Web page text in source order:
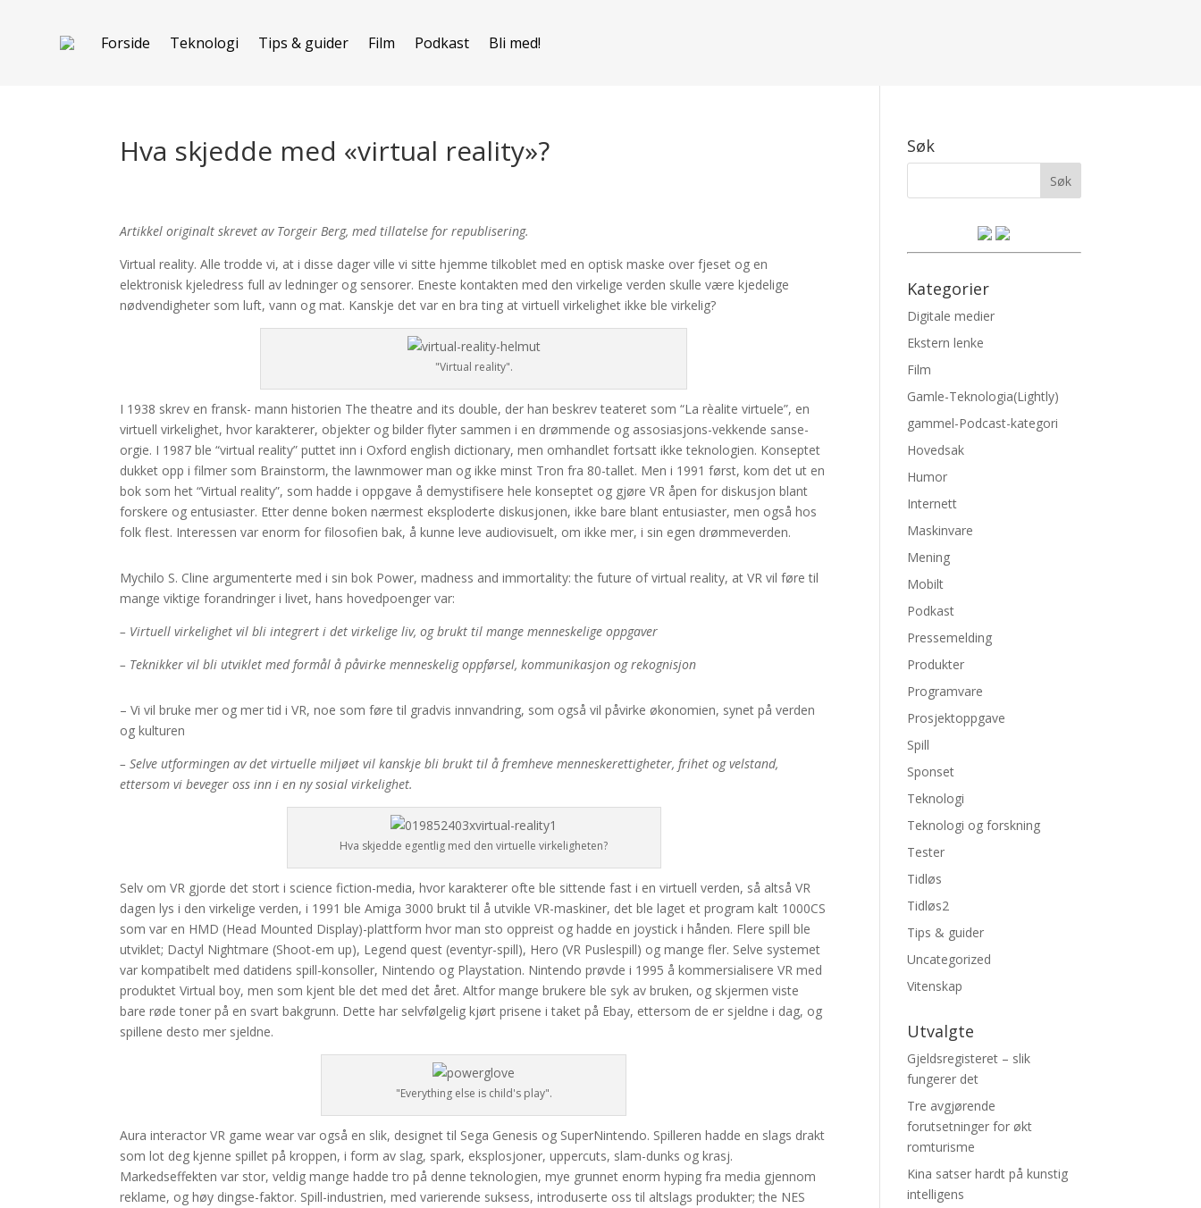
Forside Teknologi Tips & guider Film Podkast Bli med!
Hva skjedde med «virtual reality»?
Artikkel originalt skrevet av Torgeir Berg, med tillatelse for republisering.
Virtual reality. Alle trodde vi, at i disse dager ville vi sitte hjemme tilkoblet med en optisk maske over fjeset og en
elektronisk kjeledress full av ledninger og sensorer. Eneste kontakten med den virkelige verden skulle være kjedelige
nødvendigheter som luft, vann og mat. Kanskje det var en bra ting at virtuell virkelighet ikke ble virkelig?
"Virtual reality".
I 1938 skrev en fransk- mann historien The theatre and its double, der han beskrev teateret som “La rèalite virtuele”, en
virtuell virkelighet, hvor karakterer, objekter og bilder flyter sammen i en drømmende og assosiasjons-vekkende sanse-
orgie. I 1987 ble “virtual reality” puttet inn i Oxford english dictionary, men omhandlet fortsatt ikke teknologien. Konseptet
dukket opp i filmer som Brainstorm, the lawnmower man og ikke minst Tron fra 80-tallet. Men i 1991 først, kom det ut en
bok som het “Virtual reality”, som hadde i oppgave å demystifisere hele konseptet og gjøre VR åpen for diskusjon blant
forskere og entusiaster. Etter denne boken nærmest eksploderte diskusjonen, ikke bare blant entusiaster, men også hos
folk flest. Interessen var enorm for filosofien bak, å kunne leve audiovisuelt, om ikke mer, i sin egen drømmeverden.
Mychilo S. Cline argumenterte med i sin bok Power, madness and immortality: the future of virtual reality, at VR vil føre til
mange viktige forandringer i livet, hans hovedpoenger var:
– Virtuell virkelighet vil bli integrert i det virkelige liv, og brukt til mange menneskelige oppgaver
– Teknikker vil bli utviklet med formål å påvirke menneskelig oppførsel, kommunikasjon og rekognisjon
– Vi vil bruke mer og mer tid i VR, noe som føre til gradvis innvandring, som også vil påvirke økonomien, synet på verden
og kulturen
– Selve utformingen av det virtuelle miljøet vil kanskje bli brukt til å fremheve menneskerettigheter, frihet og velstand,
ettersom vi beveger oss inn i en ny sosial virkelighet.
Hva skjedde egentlig med den virtuelle virkeligheten?
Selv om VR gjorde det stort i science fiction-media, hvor karakterer ofte ble sittende fast i en virtuell verden, så altså VR
dagen lys i den virkelige verden, i 1991 ble Amiga 3000 brukt til å utvikle VR-maskiner, det ble laget et program kalt 1000CS
som var en HMD (Head Mounted Display)-plattform hvor man sto oppreist og hadde en joystick i hånden. Flere spill ble
utviklet; Dactyl Nightmare (Shoot-em up), Legend quest (eventyr-spill), Hero (VR Puslespill) og mange fler. Selve systemet
var kompatibelt med datidens spill-konsoller, Nintendo og Playstation. Nintendo prøvde i 1995 å kommersialisere VR med
produktet Virtual boy, men som kjent ble det med det året. Altfor mange brukere ble syk av bruken, og skjermen viste
bare røde toner på en svart bakgrunn. Dette har selvfølgelig kjørt prisene i taket på Ebay, ettersom de er sjeldne i dag, og
spillene desto mer sjeldne.
"Everything else is child's play".
Aura interactor VR game wear var også en slik, designet til Sega Genesis og SuperNintendo. Spilleren hadde en slags drakt
som lot deg kjenne spillet på kroppen, i form av slag, spark, eksplosjoner, uppercuts, slam-dunks og krasj.
Markedseffekten var stor, veldig mange hadde tro på denne teknologien, mye grunnet enorm hyping fra media gjennom
reklame, og høy dingse-faktor. Spill-industrien, med varierende suksess, introduserte oss til altslags produkter; the NES
Søk
Kategorier
Digitale medier
Ekstern lenke
Film
Gamle-Teknologia(Lightly)
gammel-Podcast-kategori
Hovedsak
Humor
Internett
Maskinvare
Mening
Mobilt
Podkast
Pressemelding
Produkter
Programvare
Prosjektoppgave
Spill
Sponset
Teknologi
Teknologi og forskning
Tester
Tidløs
Tidløs2
Tips & guider
Uncategorized
Vitenskap
Utvalgte
Gjeldsregisteret – slik
fungerer det
Tre avgjørende
forutsetninger for økt
romturisme
Kina satser hardt på kunstig
intelligens